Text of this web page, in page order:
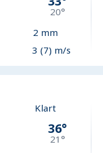
20°
2 mm
3 (7) m/s
Klart
36°
21°